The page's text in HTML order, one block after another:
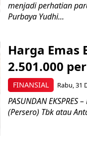
menjadi perhatian
Purbaya Yudhi...
FINANSIAL
Harga Emas
2.501.000
Rabu, 31
PASUNDAN
(Persero) Tbk atau